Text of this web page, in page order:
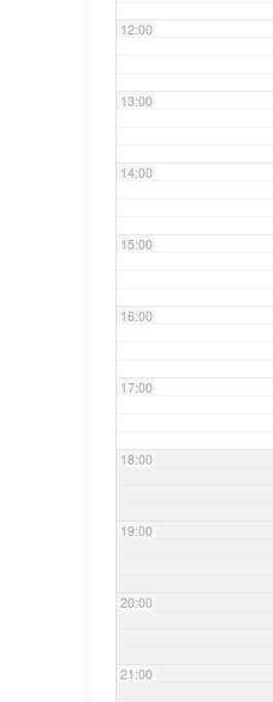
12:00
13:00
14:00
15:00
16:00
17:00
18:00
19:00
20:00
21:00